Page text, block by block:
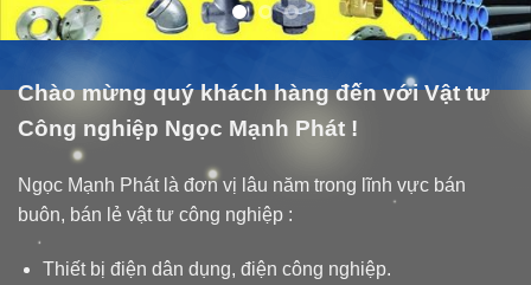
Chào mừng quý khách hàng đến với Vật tư
Công nghiệp Ngọc Mạnh Phát !
Ngọc Mạnh Phát là đơn vị lâu năm trong lĩnh vực bán
buôn, bán lẻ vật tư công nghiệp :
Thiết bị điện dân dụng, điện công nghiệp.